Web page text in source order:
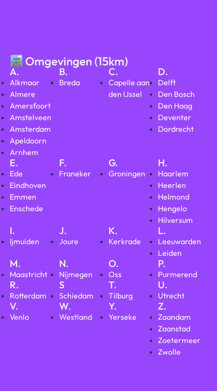
Omgevingen (15km)
A.
Alkmaar
Almere
Amersfoort
Amstelveen
Amsterdam
Apeldoorn
Arnhem
B.
Breda
C.
Capelle aan
den IJssel
D.
Delft
Den Bosch
Den Haag
Deventer
Dordrecht
E.
Ede
Eindhoven
Emmen
Enschede
F.
Franeker
G.
Groningen
H.
Haarlem
Heerlen
Helmond
Hengelo
Hilversum
I.
Ijmuiden
J.
Joure
K.
Kerkrade
L.
Leeuwarden
Leiden
M.
Maastricht
N.
Nijmegen
O.
Oss
P.
Purmerend
R.
Rotterdam
S
Schiedam
T.
Tilburg
U.
Utrecht
V.
Venlo
W.
Westland
Y.
Yerseke
Z.
Zaandam
Zaanstad
Zoetermeer
Zwolle